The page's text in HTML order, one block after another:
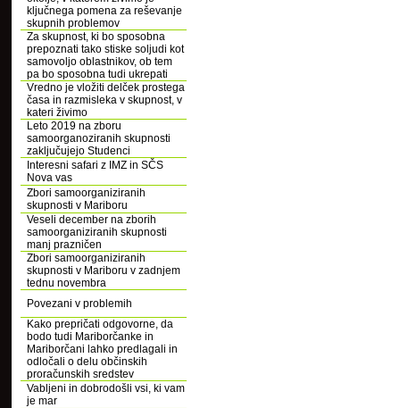
ključnega pomena za reševanje
skupnih problemov
Za skupnost, ki bo sposobna
prepoznati tako stiske soljudi kot
samovoljo oblastnikov, ob tem
pa bo sposobna tudi ukrepati
Vredno je vložiti delček prostega
časa in razmisleka v skupnost, v
kateri živimo
Leto 2019 na zboru
samoorganoziranih skupnosti
zaključujejo Studenci
Interesni safari z IMZ in SČS
Nova vas
Zbori samoorganiziranih
skupnosti v Mariboru
Veseli december na zborih
samoorganiziranih skupnosti
manj prazničen
Zbori samoorganiziranih
skupnosti v Mariboru v zadnjem
tednu novembra
Povezani v problemih
Kako prepričati odgovorne, da
bodo tudi Mariborčanke in
Mariborčani lahko predlagali in
odločali o delu občinskih
proračunskih sredstev
Vabljeni in dobrodošli vsi, ki vam
je mar